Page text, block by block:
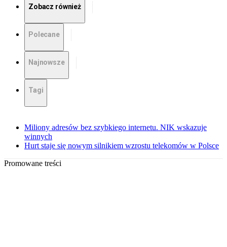
Zobacz również
Polecane
Najnowsze
Tagi
Miliony adresów bez szybkiego internetu. NIK wskazuje
winnych
Hurt staje się nowym silnikiem wzrostu telekomów w Polsce
Promowane treści